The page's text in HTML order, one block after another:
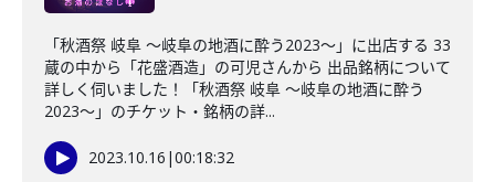
「秋酒祭 岐阜 ～岐阜の地酒に酔う2023～」に出店する 33
蔵の中から「花盛酒造」の可児さんから 出品銘柄について
詳しく伺いました！「秋酒祭 岐阜 ～岐阜の地酒に酔う
2023～」のチケット・銘柄の詳...
2023.10.16 |00:18:32